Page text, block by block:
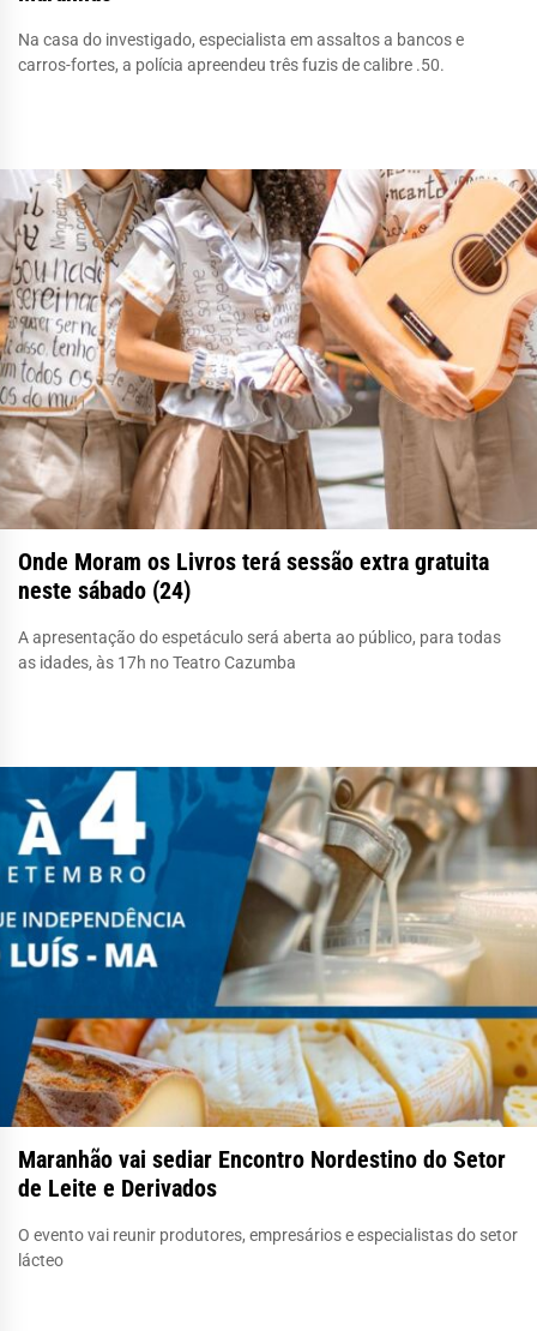
Na casa do investigado, especialista em assaltos a bancos e
carros-fortes, a polícia apreendeu três fuzis de calibre .50.
Onde Moram os Livros terá sessão extra gratuita
neste sábado (24)
A apresentação do espetáculo será aberta ao público, para todas
as idades, às 17h no Teatro Cazumba
Maranhão vai sediar Encontro Nordestino do Setor
de Leite e Derivados
O evento vai reunir produtores, empresários e especialistas do setor
lácteo